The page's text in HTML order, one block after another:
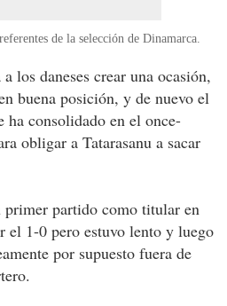
de la selección de Dinamarca.
los daneses crear una ocasión,
buena posición, y de nuevo el
ha consolidado en el once-
obligar a Tatarasanu a sacar
primer partido como titular en
el 1-0 pero estuvo lento y luego
por supuesto fuera de